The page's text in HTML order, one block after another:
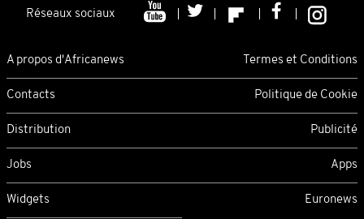
Réseaux sociaux
A propos d'Africanews Termes et Conditions
Contacts Politique de Cookie
Distribution Publicité
Jobs Apps
Widgets Euronews